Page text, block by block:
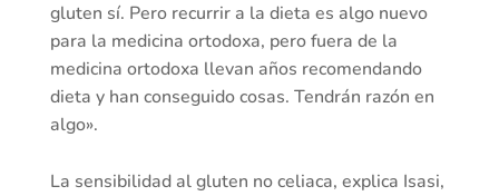
gluten sí. Pero recurrir a la dieta es algo nuevo
para la medicina ortodoxa, pero fuera de la
medicina ortodoxa llevan años recomendando
dieta y han conseguido cosas. Tendrán razón en
algo».
La sensibilidad al gluten no celiaca, explica Isasi,